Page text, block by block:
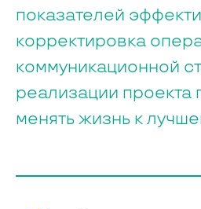
показателей
корректировка
коммуникационной
реализации проекта
менять жизнь к